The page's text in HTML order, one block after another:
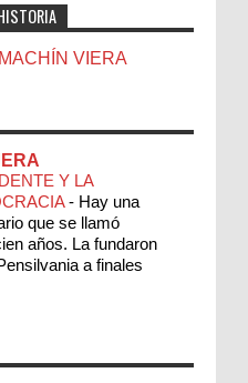
VIERA
Y LA
- Hay una
que se llamó
años. La fundaron
a finales